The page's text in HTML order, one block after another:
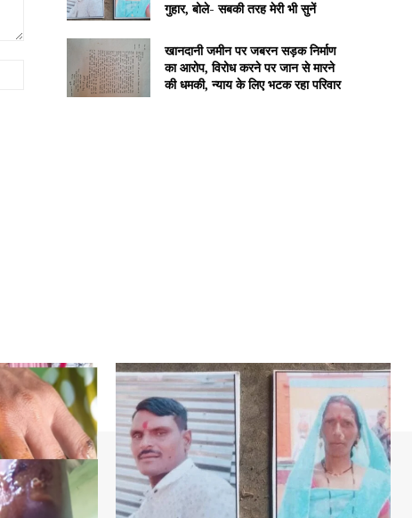
गुहार, बोले- सबकी तरह मेरी भी सुनें
खानदानी जमीन पर जबरन सड़क निर्माण
का आरोप, विरोध करने पर जान से मारने
की धमकी, न्याय के लिए भटक रहा परिवार